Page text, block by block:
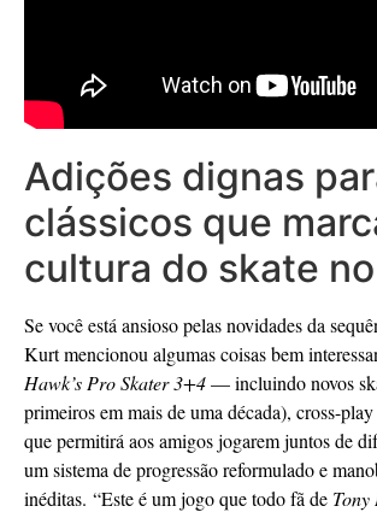
Adições dignas
clássicos que
cultura do skate
Se você está ansioso pelas novidades da
Kurt mencionou algumas coisas bem
Hawk’s Pro Skater 3+4— incluindo novos
primeiros em mais de uma década), cross-
que permitirá aos amigos jogarem juntos de
um sistema de progressão reformulado e
inéditas. “Este é um jogo que todo fã de Tony